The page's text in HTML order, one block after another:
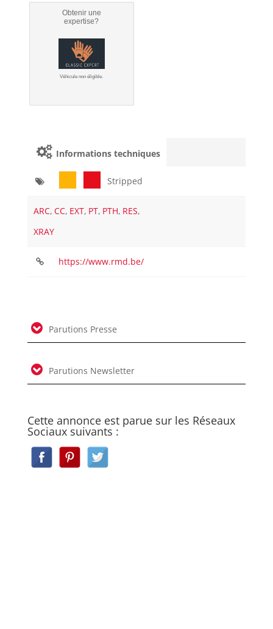
Obtenir une
expertise?
Véhicule non éligible.
Informations techniques
Stripped
ARC, CC, EXT, PT, PTH, RES,
XRAY
https://www.rmd.be/
Parutions Presse
Parutions Newsletter
Cette annonce est parue sur les Réseaux
Sociaux suivants :